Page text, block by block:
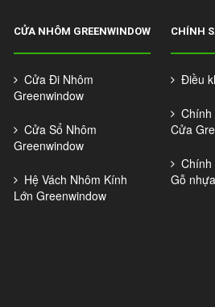
CỬA NHÔM GREENWINDOW
Cửa Đi Nhôm
Greenwindow
Cửa Sổ Nhôm
Greenwindow
Hệ Vách Nhôm Kính
Lớn Greenwindow
CHÍNH
Điều
Chính
Cửa
Chính
Gỗ